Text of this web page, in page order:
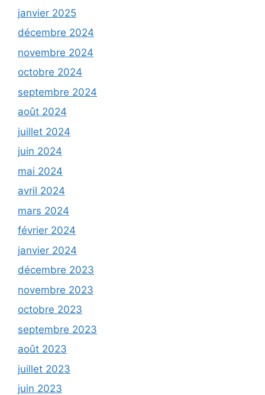
janvier 2025
décembre 2024
novembre 2024
octobre 2024
septembre 2024
août 2024
juillet 2024
juin 2024
mai 2024
avril 2024
mars 2024
février 2024
janvier 2024
décembre 2023
novembre 2023
octobre 2023
septembre 2023
août 2023
juillet 2023
juin 2023